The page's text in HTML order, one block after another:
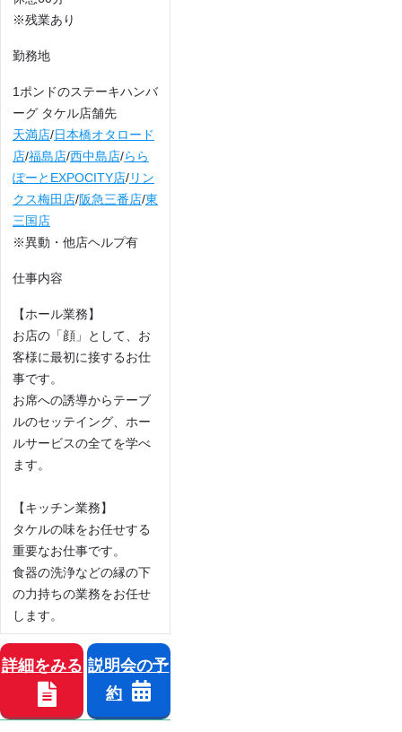
※残業あり
勤務地
1ポンドのステーキハンバ
ーグ タケル店舗先
天満店/日本橋オタロード
店/福島店/西中島店/らら
ぽーとEXPOCITY店/リン
クス梅田店/阪急三番店/東
三国店
※異動・他店ヘルプ有
仕事内容
【ホール業務】
お店の「顔」として、お
客様に最初に接するお仕
事です。
お席への誘導からテーブ
ルのセッテイング、ホー
ルサービスの全てを学べ
ます。
【キッチン業務】
タケルの味をお任せする
重要なお仕事です。
食器の洗浄などの縁の下
の力持ちの業務をお任せ
します。
詳細をみる 説明会の予
約